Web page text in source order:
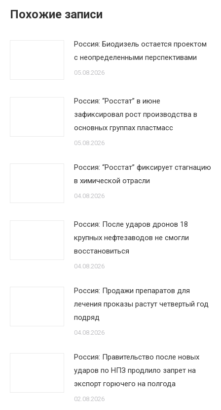
Похожие записи
Россия: Биодизель остается проектом
с неопределенными перспективами
05.08.2026
Россия: “Росстат” в июне
зафиксировал рост производства в
основных группах пластмасс
05.08.2026
Россия: “Росстат” фиксирует стагнацию
в химической отрасли
04.08.2026
Россия: После ударов дронов 18
крупных нефтезаводов не смогли
восстановиться
04.08.2026
Россия: Продажи препаратов для
лечения проказы растут четвертый год
подряд
04.08.2026
Россия: Правительство после новых
ударов по НПЗ продлило запрет на
экспорт горючего на полгода
02.08.2026